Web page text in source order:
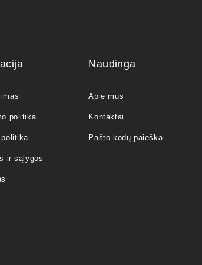
politika
ir sąlygos
Naudinga
Apie mus
Kontaktai
Pašto kodų paieška